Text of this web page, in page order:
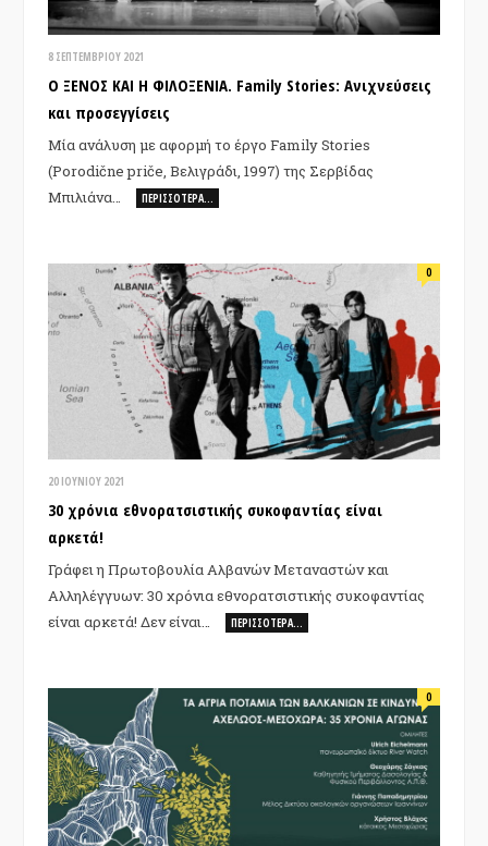
8 ΣΕΠΤΕΜΒΡΊΟΥ 2021
Ο ΞΕΝΟΣ ΚΑΙ Η ΦΙΛΟΞΕΝΙΑ. Family Stories: Ανιχνεύσεις
και προσεγγίσεις
Μία ανάλυση με αφορμή το έργο Family Stories
(Porodične priče, Βελιγράδι, 1997) της Σερβίδας
Μπιλιάνα…
ΠΕΡΙΣΣΌΤΕΡΑ…
20 ΙΟΥΝΊΟΥ 2021
0
30 χρόνια εθνορατσιστικής συκοφαντίας είναι
αρκετά!
Γράφει η Πρωτοβουλία Αλβανών Μεταναστών και
Αλληλέγγυων: 30 χρόνια εθνορατσιστικής συκοφαντίας
είναι αρκετά! Δεν είναι…
ΠΕΡΙΣΣΌΤΕΡΑ…
0